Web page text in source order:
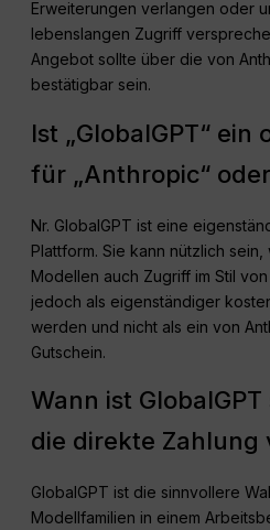
Erweiterungen verlangen oder
lebenslangen Zugriff
Angebot sollte über die von
bestätigbar sein.
Ist „GlobalGPT“
für „Anthropic“
Nr. GlobalGPT ist eine
Plattform. Sie kann nützlich
Modellen auch Zugriff im Stil
jedoch als eigenständiger
werden und nicht als ein von
Gutschein.
Wann ist
die direkte Zahlung
GlobalGPT ist die sinnvollere
Modellfamilien in einem